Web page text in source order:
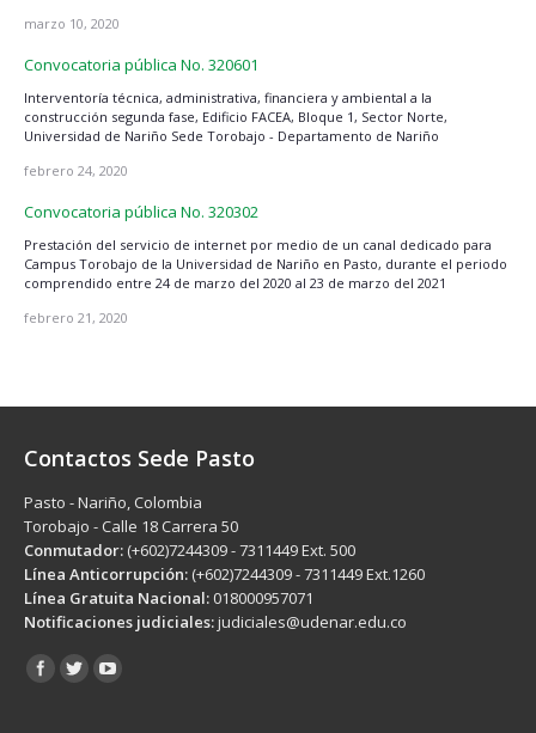
marzo 10, 2020
Convocatoria pública No. 320601
Interventoría técnica, administrativa, financiera y ambiental a la
construcción segunda fase, Edificio FACEA, Bloque 1, Sector Norte,
Universidad de Nariño Sede Torobajo - Departamento de Nariño
febrero 24, 2020
Convocatoria pública No. 320302
Prestación del servicio de internet por medio de un canal dedicado para
Campus Torobajo de la Universidad de Nariño en Pasto, durante el periodo
comprendido entre 24 de marzo del 2020 al 23 de marzo del 2021
febrero 21, 2020
Contactos Sede Pasto
Pasto - Nariño, Colombia
Torobajo - Calle 18 Carrera 50
Conmutador: (+602)7244309 - 7311449 Ext. 500
Línea Anticorrupción: (+602)7244309 - 7311449 Ext.1260
Línea Gratuita Nacional: 018000957071
Notificaciones judiciales:judiciales@udenar.edu.co
Encuéntranos en: